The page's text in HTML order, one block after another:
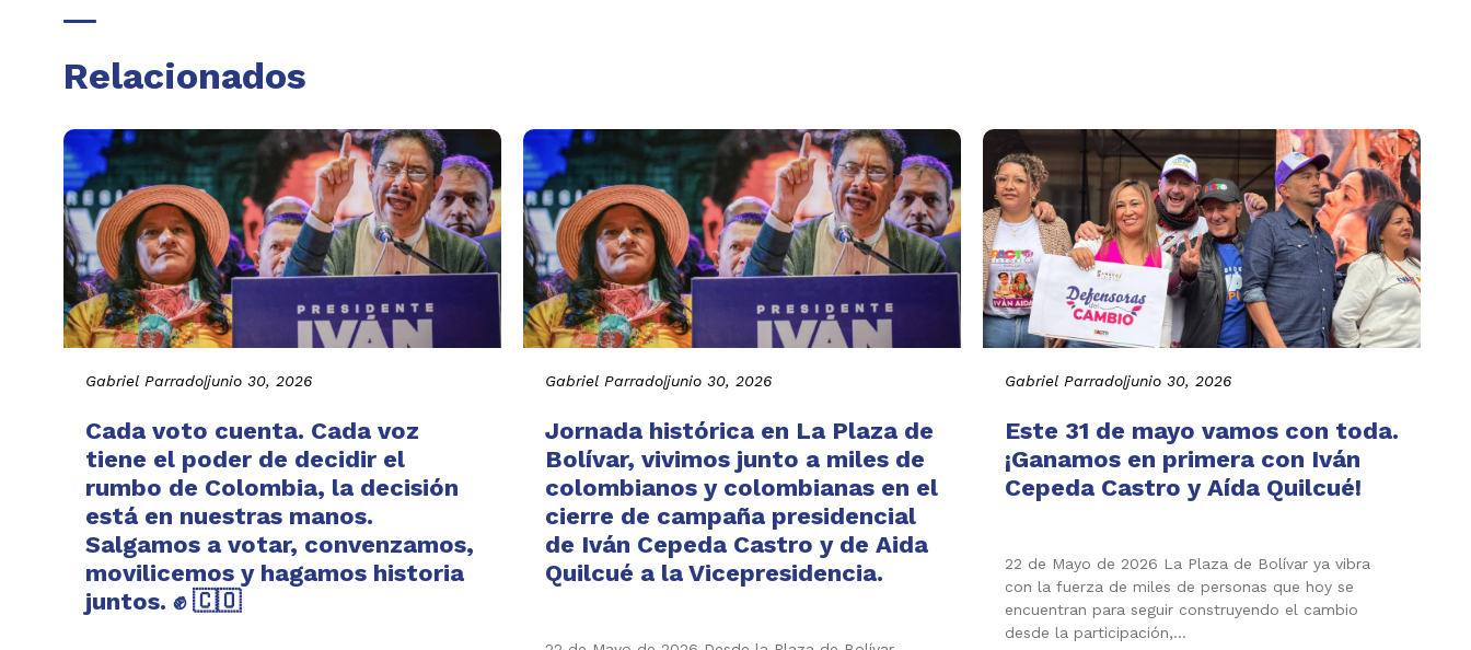
Relacionados
Gabriel Parrado|junio 30, 2026
Cada voto cuenta. Cada voz
tiene el poder de decidir el
rumbo de Colombia, la decisión
está en nuestras manos.
Salgamos a votar, convenzamos,
movilicemos y hagamos historia
juntos. ✊ 🇨🇴
Gabriel Parrado|junio 30, 2026
Jornada histórica en La Plaza de
Bolívar, vivimos junto a miles de
colombianos y colombianas en el
cierre de campaña presidencial
de Iván Cepeda Castro y de Aida
Quilcué a la Vicepresidencia.
Gabriel Parrado|junio 30, 2026
Este 31 de mayo vamos con toda.
¡Ganamos en primera con Iván
Cepeda Castro y Aída Quilcué!
22 de Mayo de 2026 La Plaza de Bolívar ya vibra
con la fuerza de miles de personas que hoy se
encuentran para seguir construyendo el cambio
desde la participación,…